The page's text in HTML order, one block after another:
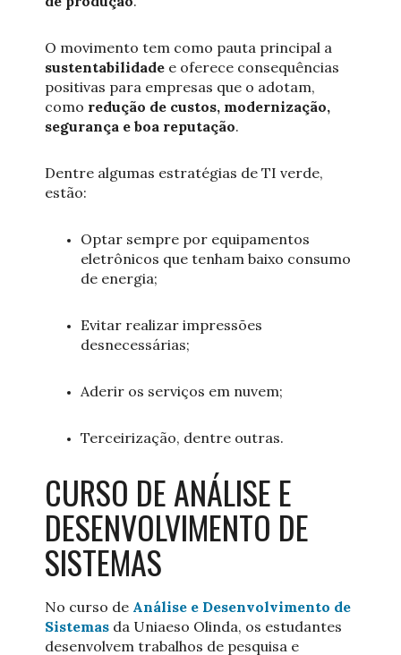
O movimento tem como pauta principal a
sustentabilidade e oferece consequências
positivas para empresas que o adotam,
como redução de custos, modernização,
segurança e boa reputação.
Dentre algumas estratégias de TI verde,
estão:
Optar sempre por equipamentos
eletrônicos que tenham baixo consumo
de energia;
Evitar realizar impressões
desnecessárias;
Aderir os serviços em nuvem;
Terceirização, dentre outras.
CURSO DE ANÁLISE E
DESENVOLVIMENTO DE
SISTEMAS
No curso de Análise e Desenvolvimento de
Sistemas da Uniaeso Olinda, os estudantes
desenvolvem trabalhos de pesquisa e